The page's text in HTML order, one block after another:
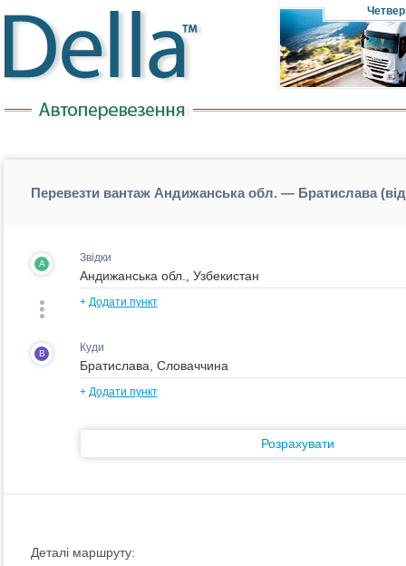
Четвер
Перевезти вантаж Андижанська обл. — Братислава
A Звідки
+ Додати пункт
B Куди
+ Додати пункт
Розрахувати
Деталі маршруту: